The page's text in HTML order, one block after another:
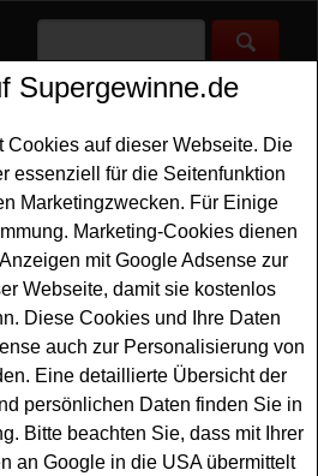
>Tuerkei-reise
- Türkei Reise
2026 bei
kostenlos mitmachen und mit
Reise gewinnen. ✅
Supergewinne.de
Cookies auf dieser Webseite. Die
essenziell für die Seitenfunktion
Marketingzwecken. Für Einige
Marketing-Cookies dienen
mit Google Adsense zur
Webseite, damit sie kostenlos
Diese Cookies und Ihre Daten
auch zur Personalisierung von
Eine detaillierte Übersicht der
persönlichen Daten finden Sie in
Bitte beachten Sie, dass mit Ihrer
an Google in die USA übermittelt